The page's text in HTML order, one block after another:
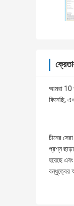
আমরা 10
কিনেছি,
চীনের
প্রশ্ন
হয়েছে
বন্ধুত্বের